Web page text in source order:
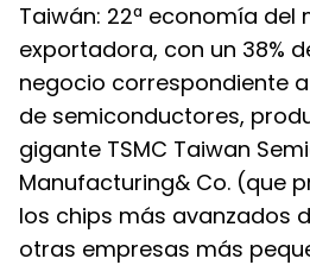
Taiwán: 22ª economía del
exportadora, con un 38%
negocio correspondiente
de semiconductores,
gigante TSMC Taiwan
Manufacturing& Co. (que
los chips más avanzados
otras empresas más